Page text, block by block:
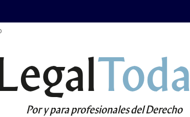
Por y para profesionales del Derecho